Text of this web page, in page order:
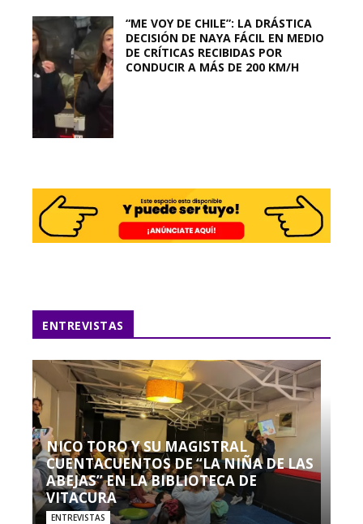
“ME VOY DE CHILE”: LA DRÁSTICA
DECISIÓN DE NAYA FÁCIL EN MEDIO
DE CRÍTICAS RECIBIDAS POR
CONDUCIR A MÁS DE 200 KM/H
ENTREVISTAS
NICO TORO Y SU MAGISTRAL
CUENTACUENTOS DE “LA NIÑA DE LAS
ABEJAS” EN LA BIBLIOTECA DE
VITACURA
ENTREVISTAS